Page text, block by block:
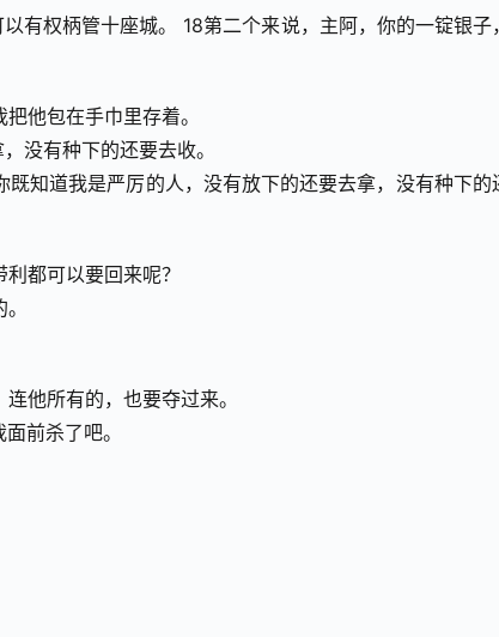
有权柄管十座城。 18第二个来说，主阿，你的一锭银子
他包在手巾里存着。
没有种下的还要去收。
知道我是严厉的人，没有放下的还要去拿，没有种下的
都可以要回来呢？
他所有的，也要夺过来。
前杀了吧。